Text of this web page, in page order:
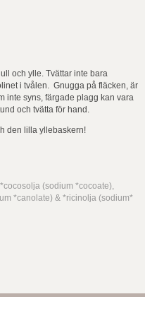
och ylle. Tvättar inte bara
i tvålen. Gnugga på fläcken, är
inte syns, färgade plagg kan vara
och tvätta för hand.
den lilla yllebaskern!
(sodium *cocoate),
*canolate) & *ricinolja (sodium*